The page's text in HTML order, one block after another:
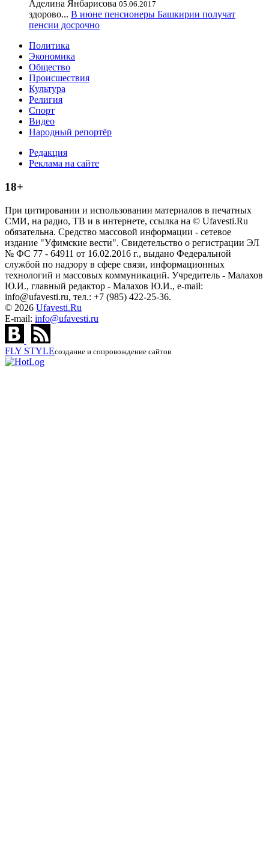
Аделина Янбарисова 05.06.2017
здорово... В июне пенсионеры Башкирии получат
пенсии досрочно
Политика
Экономика
Общество
Происшествия
Культура
Религия
Спорт
Видео
Народный репортёр
Редакция
Реклама на сайте
18+
При цитировании и использовании материалов в печатных
СМИ, на радио, ТВ и в интернете, ссылка на © Ufavesti.Ru
обязательна. Средство массовой информации - сетевое
издание "Уфимские вести". Свидетельство о регистрации ЭЛ
№ ФС 77 - 64911 от 16.02.2016 г., выдано Федеральной
службой по надзору в сфере связи, информационных
технологий и массовых коммуникаций. Учредитель - Малахов
Ю.И., главный редактор - Малахов Ю.И., e-mail:
info@ufavesti.ru, тел.: +7 (985) 422-25-36.
© 2026 Ufavesti.Ru
E-mail: info@ufavesti.ru
FLY STYLEсоздание и сопровождение сайтов